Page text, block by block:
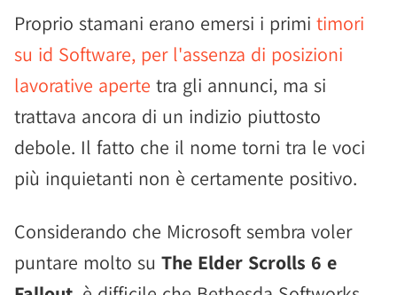
Proprio stamani erano emersi i primi timori
su id Software, per l'assenza di posizioni
lavorative aperte tra gli annunci, ma si
trattava ancora di un indizio piuttosto
debole. Il fatto che il nome torni tra le voci
più inquietanti non è certamente positivo.
Considerando che Microsoft sembra voler
puntare molto su The Elder Scrolls 6 e